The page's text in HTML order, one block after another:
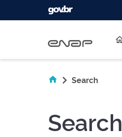
Search
Search